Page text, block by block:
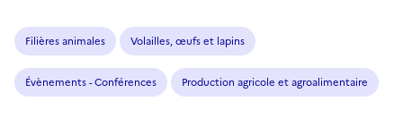
Filières animales Volailles, œufs et lapins
Évènements - Conférences Production agricole et agroalimentaire